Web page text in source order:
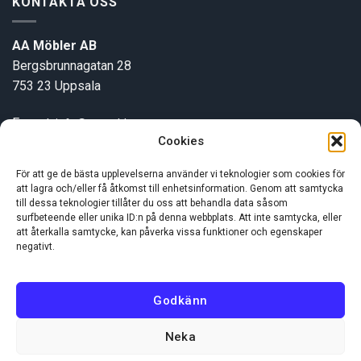
Cookies
För att ge de bästa upplevelserna använder vi teknologier som cookies för
att lagra och/eller få åtkomst till enhetsinformation. Genom att samtycka
till dessa teknologier tillåter du oss att behandla data såsom
surfbeteende eller unika ID:n på denna webbplats. Att inte samtycka, eller
att återkalla samtycke, kan påverka vissa funktioner och egenskaper
negativt.
Godkänn
Neka
AA Möbler AB
Bergsbrunnagatan 28
753 23 Uppsala
E-post:info@aamobler.se
INFORMATION
Om oss
Visa